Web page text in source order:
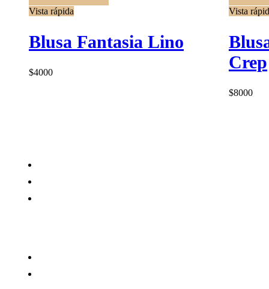
Vista rápida
Blusa Fantasia Lino
$4000
Vista
Crep
$8000